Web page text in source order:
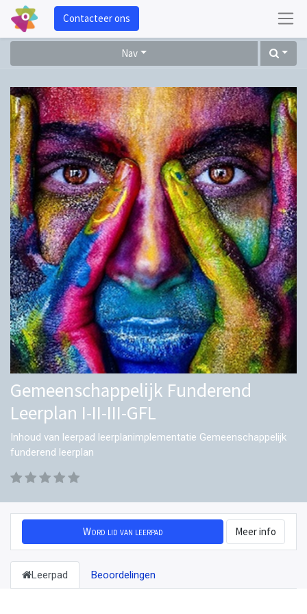
Contacteer ons
Nav
Gemeenschappelijk Funderend
Leerplan I-II-III-GFL
Inhoud van leerpad leerplanimplementatie Gemeenschappelijk
funderend leerplan
Word lid van leerpad Meer info
Leerpad Beoordelingen